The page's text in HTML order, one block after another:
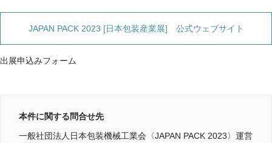
JAPAN PACK 2023 [日本包装産業展] 公式ウェブサイト
出展申込みフォーム
本件に関する問合せ先
一般社団法人日本包装機械工業会〈JAPAN PACK 2023〉運営